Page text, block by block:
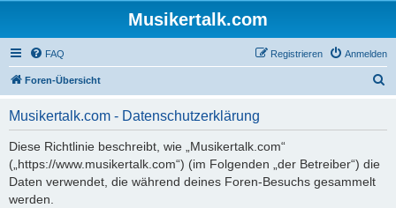
Musikertalk.com
FAQ Anmelden
Registrieren
Foren-Übersicht
Musikertalk.com - Datenschutzerklärung
Diese Richtlinie beschreibt, wie „Musikertalk.com“
(„https://www.musikertalk.com“) (im Folgenden „der Betreiber“) die
Daten verwendet, die während deines Foren-Besuchs gesammelt
werden.